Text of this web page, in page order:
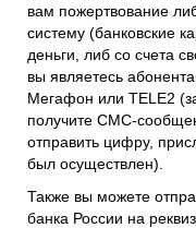
вам пожертвование
систему (банковские
деньги, либ со счета
вы являетесь
Мегафон или TELE2
получите СМС-
отправить цифру,
был осуществлен).
Также вы можете
банка России на